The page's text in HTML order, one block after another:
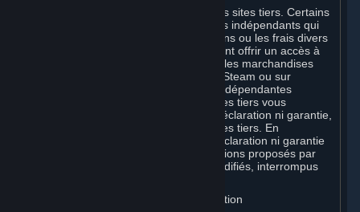
Steam peut proposer des liens vers des sites tiers. Certains
de ces sites peuvent percevoir des frais indépendants qui
ne sont pas inclus dans les Souscriptions ou les frais divers
payables à Valve. Steam peut également offrir un accès à
des fournisseurs tiers dont le contenu, les marchandises
et/ou les services sont disponibles sur Steam ou sur
Internet. Tous les frais ou obligations indépendantes
encourues lors de vos relations avec ces tiers vous
incombent. Valve ne formule aucune déclaration ni garantie,
expresse ou tacite, vis-à-vis desdits sites tiers. En
particulier, Valve ne formule aucune déclaration ni garantie
selon laquelle les services ou souscriptions proposés par
les fournisseurs tiers ne seront pas modifiés, interrompus
I. Remboursements et droit de rétractation